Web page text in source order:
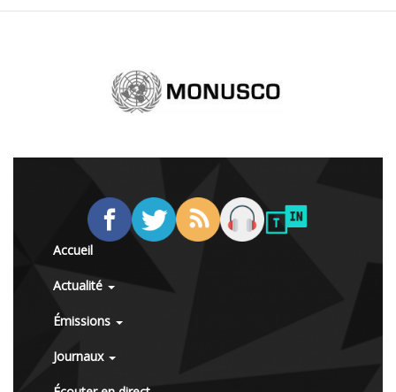
Accueil
Actualité
Émissions
Journaux